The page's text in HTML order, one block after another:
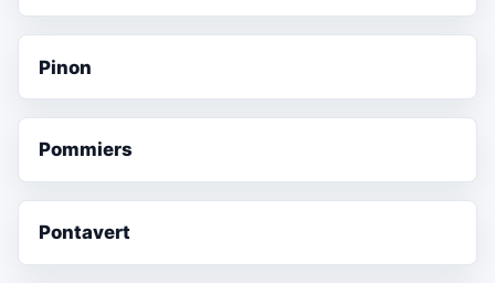
Pinon
Pommiers
Pontavert